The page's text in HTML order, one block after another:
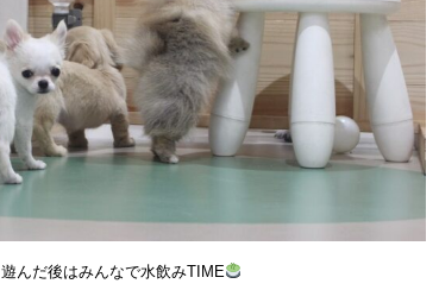
遊んだ後はみんなで水飲みTIME